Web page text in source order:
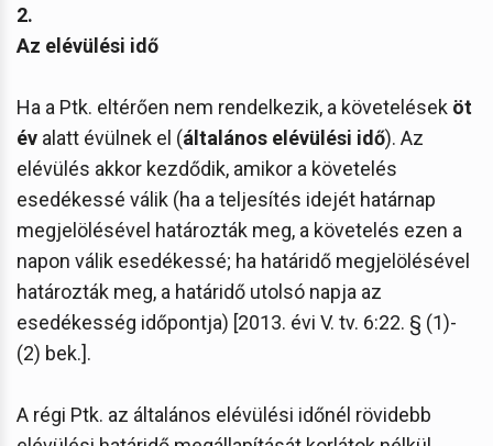
2.
Az elévülési idő
Ha a Ptk. eltérően nem rendelkezik, a követelések öt
év alatt évülnek el (általános elévülési idő). Az
elévülés akkor kezdődik, amikor a követelés
esedékessé válik (ha a teljesítés idejét határnap
megjelölésével határozták meg, a követelés ezen a
napon válik esedékessé; ha határidő megjelölésével
határozták meg, a határidő utolsó napja az
esedékesség időpontja) [2013. évi V. tv. 6:22. § (1)-
(2) bek.].
A régi Ptk. az általános elévülési időnél rövidebb